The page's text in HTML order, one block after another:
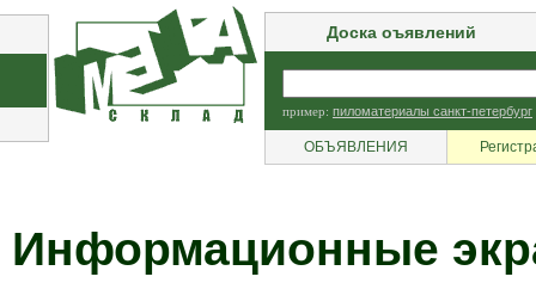
Доска оъявлений
пример: пиломатериалы санкт-петербург
ОБЪЯВЛЕНИЯ
Информационные